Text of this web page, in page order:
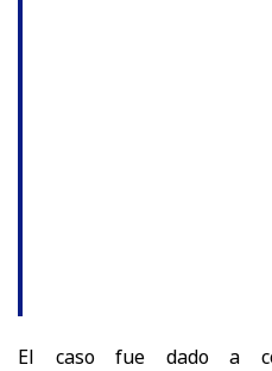
El caso fue dado a